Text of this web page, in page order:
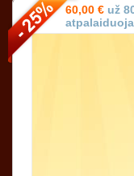
60,00 € už